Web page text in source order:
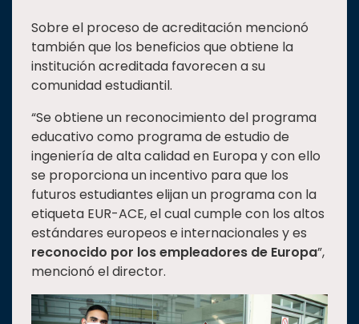
Sobre el proceso de acreditación mencionó
también que los beneficios que obtiene la
institución acreditada favorecen a su
comunidad estudiantil.
“Se obtiene un reconocimiento del programa
educativo como programa de estudio de
ingeniería de alta calidad en Europa y con ello
se proporciona un incentivo para que los
futuros estudiantes elijan un programa con la
etiqueta EUR-ACE, el cual cumple con los altos
estándares europeos e internacionales y es
reconocido por los empleadores de Europa”,
mencionó el director.